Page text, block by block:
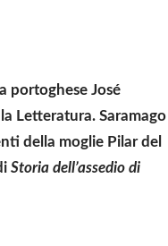
portoghese José
Letteratura. Saramago
della moglie Pilar del
Storia dell’assedio di